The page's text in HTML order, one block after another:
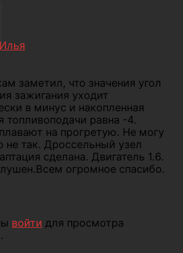
Илья
заметил, что значения угол
зажигания уходит
в минус и накопленная
топливоподачи равна -4.
на прогретую. Не могу
не так. Дроссельный узел
сделана. Двигатель 1.6.
огромное спасибо.
войти для просмотра